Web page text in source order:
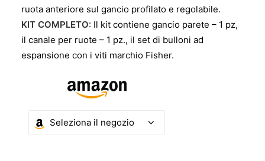
ruota anteriore sul gancio profilato e regolabile.
KIT COMPLETO: Il kit contiene gancio parete – 1 pz,
il canale per ruote – 1 pz., il set di bulloni ad
espansione con i viti marchio Fisher.